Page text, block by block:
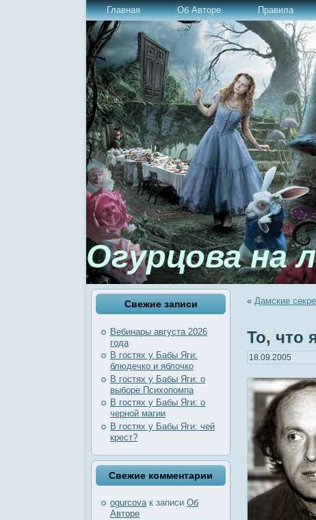
Главная Об Авторе Правила
Огурцова на
Свежие записи
Вебинары августа 2026
года
В гостях у Бабы Яги:
блюдечко и яблочко
В гостях у Бабы Яги: о
выборе Психопомпа
В гостях у Бабы Яги: о
черной магии
В гостях у Бабы Яги: чей
крест?
Свежие комментарии
ogurcovaк записи Об
Авторе
« Дамские
То, что
18.09.2005